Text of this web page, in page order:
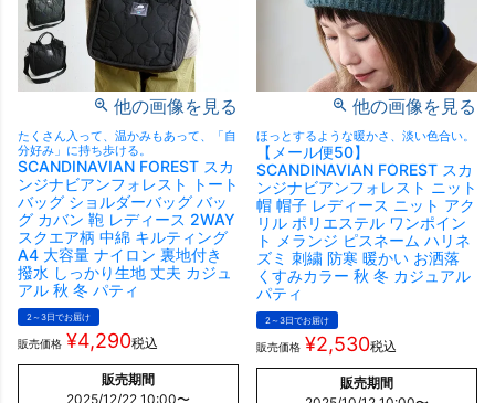
他の画像を見る
たくさん入って、温かみもあって、「自
分好み」に持ち歩ける。
SCANDINAVIAN FOREST スカ
ンジナビアンフォレスト トート
バッグ ショルダーバッグ バッ
グ カバン 鞄 レディース 2WAY
スクエア柄 中綿 キルティング
A4 大容量 ナイロン 裏地付き
撥水 しっかり生地 丈夫 カジュ
アル 秋 冬 パティ
2～3日でお届け
販売価格 ¥4,290税込
販売期間
2025/12/22 10:00〜
他の画像を見る
ほっとするような暖かさ、淡い色合い。
【メール便50】
SCANDINAVIAN FOREST スカ
ンジナビアンフォレスト ニット
帽 帽子 レディース ニット アク
リル ポリエステル ワンポイン
ト メランジ ピスネーム ハリネ
ズミ 刺繍 防寒 暖かい お洒落
くすみカラー 秋 冬 カジュアル
パティ
2～3日でお届け
販売価格 ¥2,530税込
販売期間